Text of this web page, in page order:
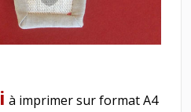
à imprimer sur format A4